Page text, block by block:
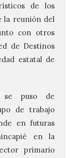
de los
la reunión del
con otros
de Destinos
estatal de
se puso de
de trabajo
en futuras
en la
primario